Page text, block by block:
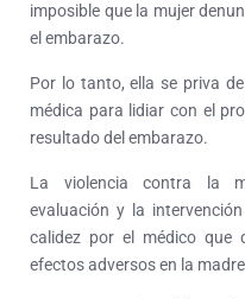
imposible que la mujer
el embarazo.
Por lo tanto, ella se priva
médica para lidiar con el
resultado del embarazo.
La violencia contra la
evaluación y la
calidez por el médico que
efectos adversos en la